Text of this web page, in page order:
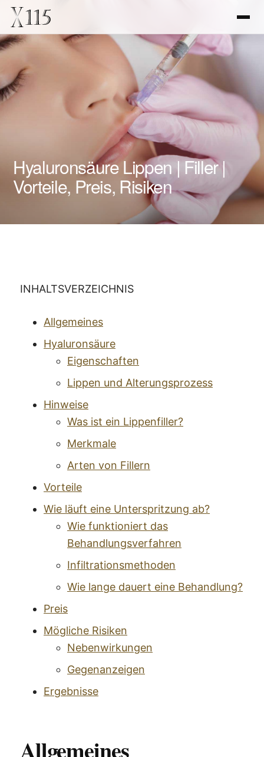
Hyaluronsäure Lippen | Filler |
Vorteile, Preis, Risiken
INHALTSVERZEICHNIS
Allgemeines
Hyaluronsäure
Eigenschaften
Lippen und Alterungsprozess
Hinweise
Was ist ein Lippenfiller?
Merkmale
Arten von Fillern
Vorteile
Wie läuft eine Unterspritzung ab?
Wie funktioniert das
Behandlungsverfahren
Infiltrationsmethoden
Wie lange dauert eine Behandlung?
Preis
Mögliche Risiken
Nebenwirkungen
Gegenanzeigen
Ergebnisse
Allgemeines